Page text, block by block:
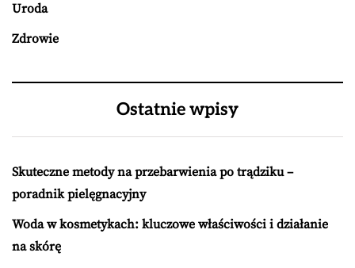
Uroda
Zdrowie
Ostatnie wpisy
Skuteczne metody na przebarwienia po trądziku –
poradnik pielęgnacyjny
Woda w kosmetykach: kluczowe właściwości i działanie
na skórę